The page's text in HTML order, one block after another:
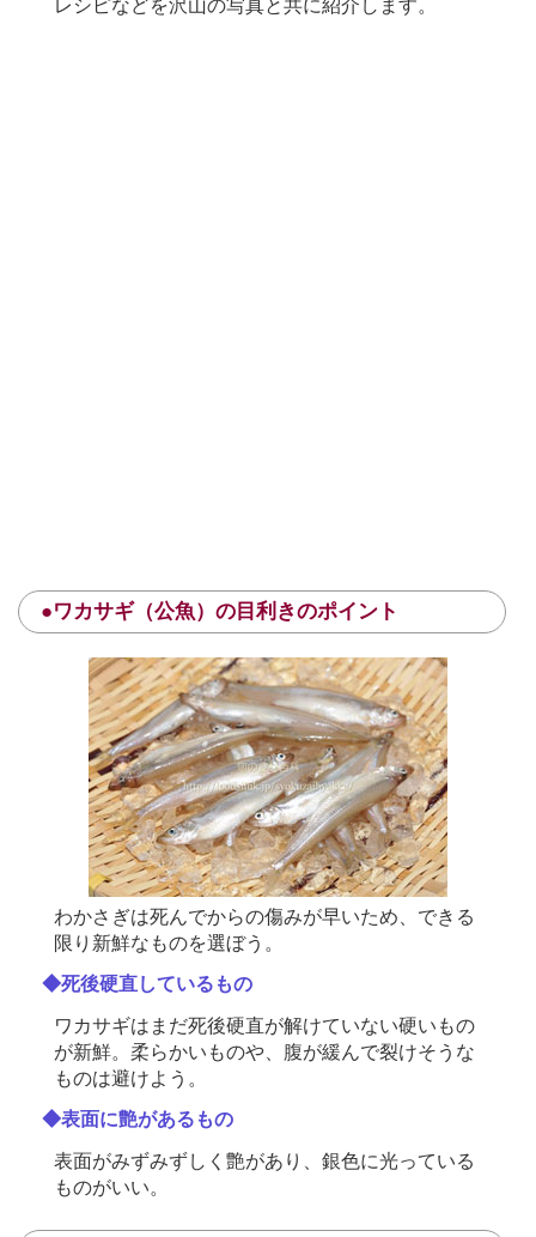
レシピなどを沢山の写真と共に紹介します。
●ワカサギ（公魚）の目利きのポイント
わかさぎは死んでからの傷みが早いため、できる
限り新鮮なものを選ぼう。
◆死後硬直しているもの
ワカサギはまだ死後硬直が解けていない硬いもの
が新鮮。柔らかいものや、腹が緩んで裂けそうな
ものは避けよう。
◆表面に艶があるもの
表面がみずみずしく艶があり、銀色に光っている
ものがいい。